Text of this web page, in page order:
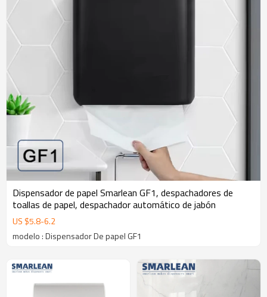
Dispensador de papel Smarlean GF1, despachadores de
toallas de papel, despachador automático de jabón
US $5.8-6.2
modelo : Dispensador De papel GF1